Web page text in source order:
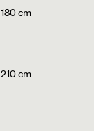
180 cm
210 cm